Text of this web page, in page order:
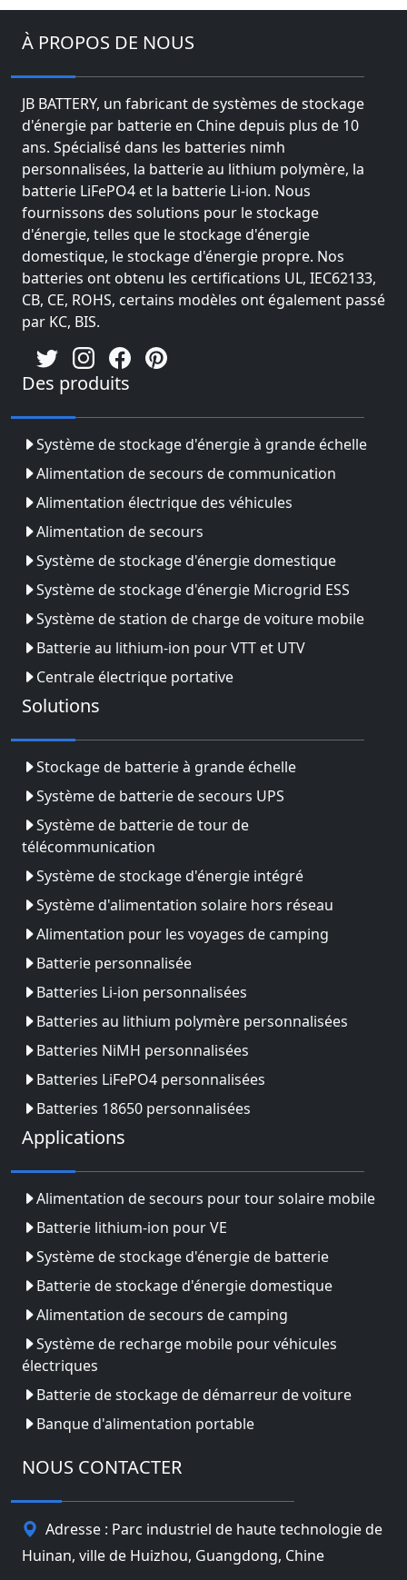
À PROPOS DE NOUS
JB BATTERY, un fabricant de systèmes de stockage
d'énergie par batterie en Chine depuis plus de 10
ans. Spécialisé dans les batteries nimh
personnalisées, la batterie au lithium polymère, la
batterie LiFePO4 et la batterie Li-ion. Nous
fournissons des solutions pour le stockage
d'énergie, telles que le stockage d'énergie
domestique, le stockage d'énergie propre. Nos
batteries ont obtenu les certifications UL, IEC62133,
CB, CE, ROHS, certains modèles ont également passé
par KC, BIS.
Des produits
Système de stockage d'énergie à grande échelle
Alimentation de secours de communication
Alimentation électrique des véhicules
Alimentation de secours
Système de stockage d'énergie domestique
Système de stockage d'énergie Microgrid ESS
Système de station de charge de voiture mobile
Batterie au lithium-ion pour VTT et UTV
Centrale électrique portative
Solutions
Stockage de batterie à grande échelle
Système de batterie de secours UPS
Système de batterie de tour de
télécommunication
Système de stockage d'énergie intégré
Système d'alimentation solaire hors réseau
Alimentation pour les voyages de camping
Batterie personnalisée
Batteries Li-ion personnalisées
Batteries au lithium polymère personnalisées
Batteries NiMH personnalisées
Batteries LiFePO4 personnalisées
Batteries 18650 personnalisées
Applications
Alimentation de secours pour tour solaire mobile
Batterie lithium-ion pour VE
Système de stockage d'énergie de batterie
Batterie de stockage d'énergie domestique
Alimentation de secours de camping
Système de recharge mobile pour véhicules
électriques
Batterie de stockage de démarreur de voiture
Banque d'alimentation portable
NOUS CONTACTER
Adresse : Parc industriel de haute technologie de
Huinan, ville de Huizhou, Guangdong, Chine